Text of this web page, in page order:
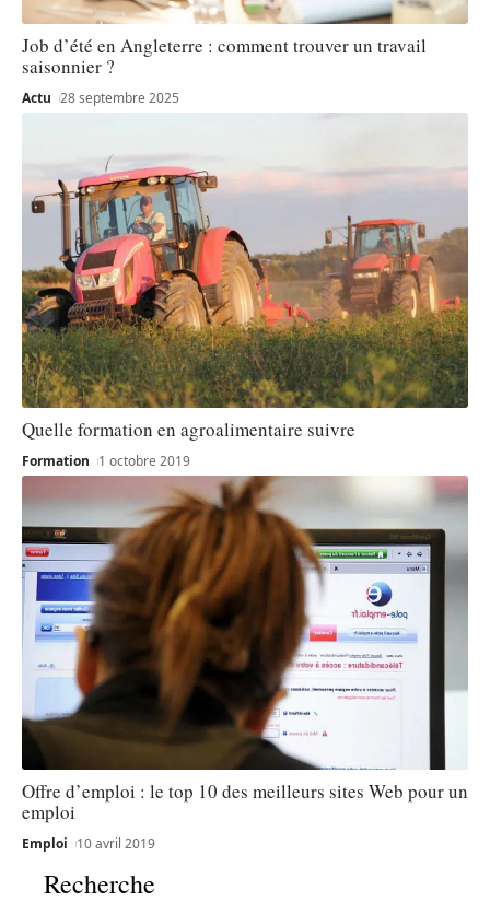
Job d’été en Angleterre : comment trouver un travail
saisonnier ?
Actu 28 septembre 2025
Quelle formation en agroalimentaire suivre
Formation 1 octobre 2019
Offre d’emploi : le top 10 des meilleurs sites Web pour un
emploi
Emploi 10 avril 2019
Recherche